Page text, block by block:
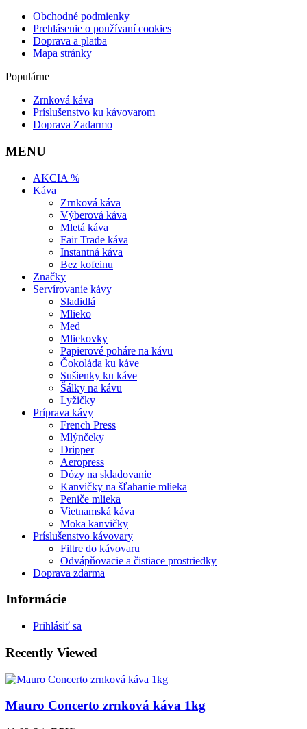
Obchodné podmienky
Prehlásenie o používaní cookies
Doprava a platba
Mapa stránky
Populárne
Zrnková káva
Príslušenstvo ku kávovarom
Doprava Zadarmo
MENU
AKCIA %
Káva
Zrnková káva
Výberová káva
Mletá káva
Fair Trade káva
Instantná káva
Bez kofeinu
Značky
Servírovanie kávy
Sladidlá
Mlieko
Med
Mliekovky
Papierové poháre na kávu
Čokoláda ku káve
Sušienky ku káve
Šálky na kávu
Lyžičky
Príprava kávy
French Press
Mlýnčeky
Dripper
Aeropress
Dózy na skladovanie
Kanvičky na šľahanie mlieka
Peniče mlieka
Vietnamská káva
Moka kanvičky
Príslušenstvo kávovary
Filtre do kávovaru
Odvápňovacie a čistiace prostriedky
Doprava zdarma
Informácie
Prihlásiť sa
Recently Viewed
Mauro Concerto zrnková káva 1kg